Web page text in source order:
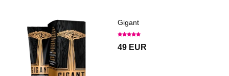
Gigant
49 EUR